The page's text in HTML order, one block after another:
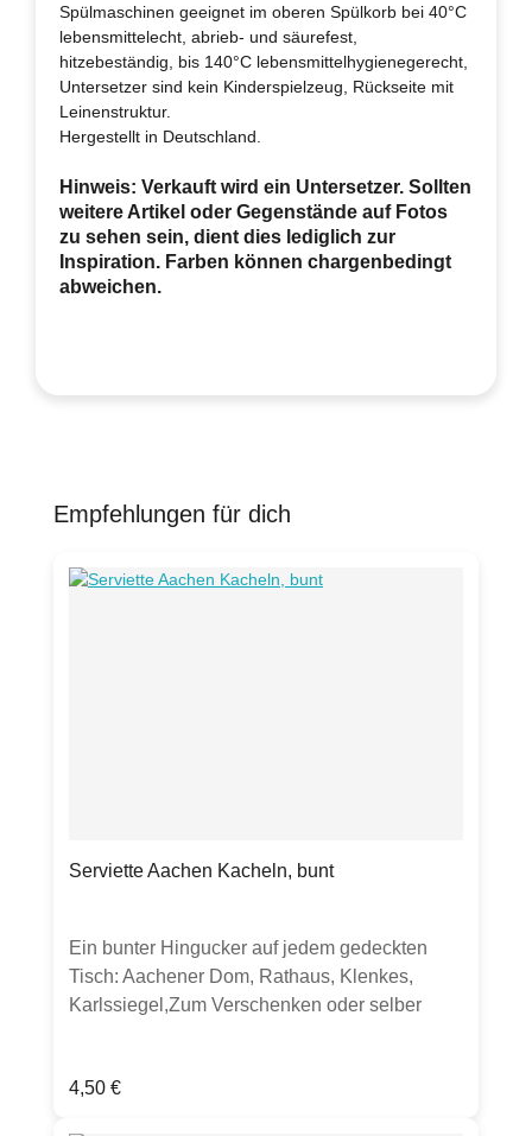
Spülmaschinen geeignet im oberen Spülkorb bei 40°C
lebensmittelecht, abrieb- und säurefest,
hitzebeständig, bis 140°C lebensmittelhygienegerecht,
Untersetzer sind kein Kinderspielzeug, Rückseite mit
Leinenstruktur.
Hergestellt in Deutschland.
Hinweis: Verkauft wird ein Untersetzer. Sollten
weitere Artikel oder Gegenstände auf Fotos
zu sehen sein, dient dies lediglich zur
Inspiration. Farben können chargenbedingt
abweichen.
Produktgalerie überspringen
Empfehlungen für dich
Serviette Aachen Kacheln, bunt
Ein bunter Hingucker auf jedem gedeckten
Tisch: Aachener Dom, Rathaus, Klenkes,
Karlssiegel,Zum Verschenken oder selber
lebensmittelechtstarker Farbauftrag kann zu
Regulärer Preis:
4,50 €